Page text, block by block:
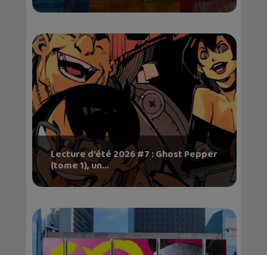
Lecture d’été 2026 #7 : Ghost Pepper
(tome 1), un...